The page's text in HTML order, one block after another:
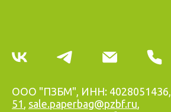
ООО "ПЗБМ", ИНН: 4028051436,
51 , sale.paperbag@pzbf.ru,